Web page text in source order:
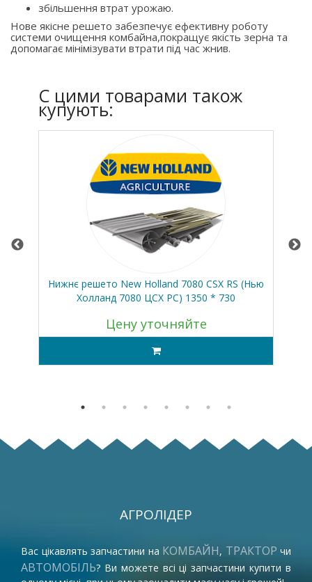
збільшення втрат урожаю.
Нове якісне решето забезпечує ефективну роботу
системи очищення комбайна,покращує якість зерна та
допомагає мінімізувати втрати під час жнив.
C цими товарами також
купують:
Нижнє решето New Holland 7080 CSX RS (Нью
Холланд 7080 ЦСХ РС) 1350 * 730
Цену уточняйте
АГРОЛІДЕР
Вас цікавлять запчастини на КОМБАЙН, ТРАКТОР чи
АВТОМОБІЛЬ? Ви можете всі ці запчастини купити в